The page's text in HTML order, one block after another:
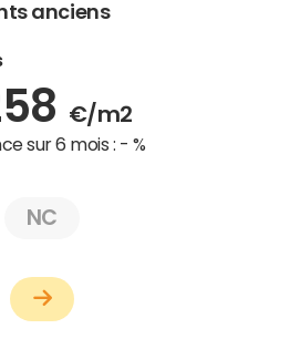
anciens
€/m2
sur 6 mois : - %
NC